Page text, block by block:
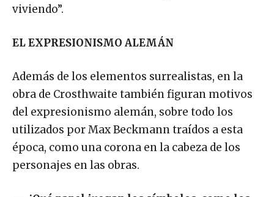
viviendo”.
EL EXPRESIONISMO ALEMÁN
Además de los elementos surrealistas, en la
obra de Crosthwaite también figuran motivos
del expresionismo alemán, sobre todo los
utilizados por Max Beckmann traídos a esta
época, como una corona en la cabeza de los
personajes en las obras.